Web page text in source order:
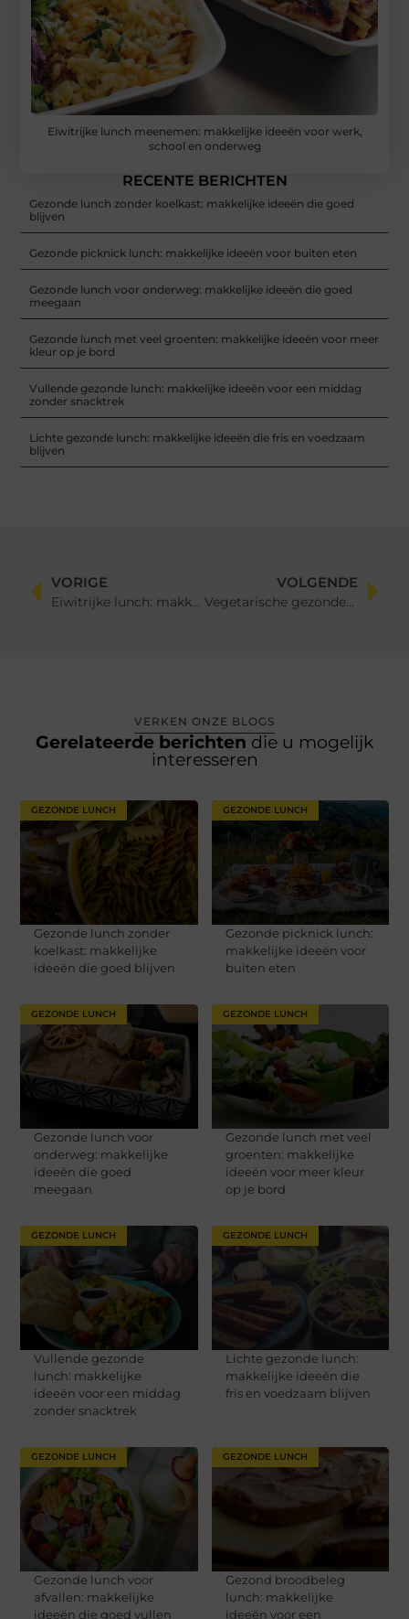
Eiwitrijke lunch meenemen: makkelijke ideeën voor werk,
school en onderweg
RECENTE BERICHTEN
Gezonde lunch zonder koelkast: makkelijke ideeën die goed
blijven
Gezonde picknick lunch: makkelijke ideeën voor buiten eten
Gezonde lunch voor onderweg: makkelijke ideeën die goed
meegaan
Gezonde lunch met veel groenten: makkelijke ideeën voor meer
kleur op je bord
Vullende gezonde lunch: makkelijke ideeën voor een middag
zonder snacktrek
Lichte gezonde lunch: makkelijke ideeën die fris en voedzaam
blijven
VORIGE
Eiwitrijke lunch: makkelijke ideeën voor een vullende en gezonde middag
VOLGENDE
Vegetarische gezonde lunch: makkelijke ideeën zonder vlees of vis
VERKEN ONZE BLOGS
Gerelateerde berichten die u mogelijk
interesseren
GEZONDE LUNCH
Gezonde lunch zonder
koelkast: makkelijke
ideeën die goed blijven
GEZONDE LUNCH
Gezonde picknick lunch:
makkelijke ideeën voor
buiten eten
GEZONDE LUNCH
Gezonde lunch voor
onderweg: makkelijke
ideeën die goed
meegaan
GEZONDE LUNCH
Gezonde lunch met veel
groenten: makkelijke
ideeën voor meer kleur
op je bord
GEZONDE LUNCH
Vullende gezonde
lunch: makkelijke
ideeën voor een middag
zonder snacktrek
GEZONDE LUNCH
Lichte gezonde lunch:
makkelijke ideeën die
fris en voedzaam blijven
GEZONDE LUNCH
Gezonde lunch voor
afvallen: makkelijke
ideeën die goed vullen
GEZONDE LUNCH
Gezond broodbeleg
lunch: makkelijke
ideeën voor een